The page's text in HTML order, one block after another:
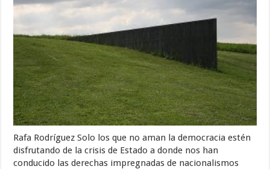
Rafa Rodríguez Solo los que no aman la democracia estén
disfrutando de la crisis de Estado a donde nos han
conducido las derechas impregnadas de nacionalismos